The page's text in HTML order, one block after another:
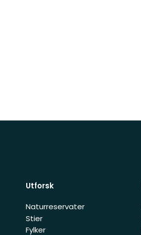
Utforsk
Naturreservater
Stier
Fylker